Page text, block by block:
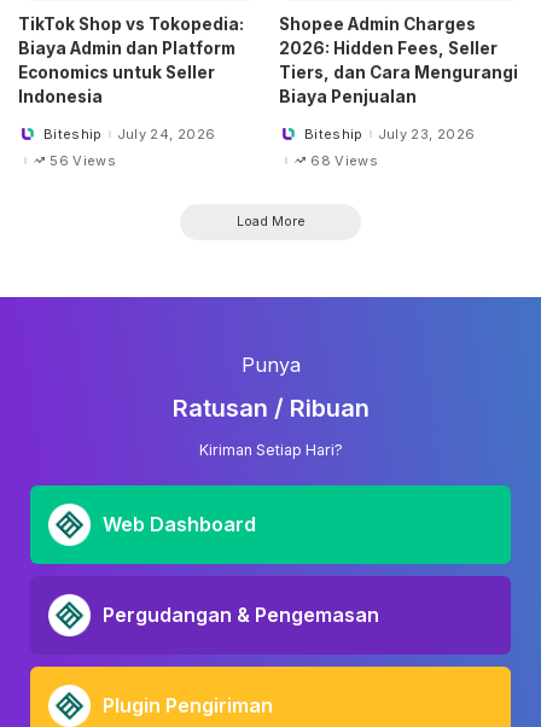
TikTok Shop vs Tokopedia:
Biaya Admin dan Platform
Economics untuk Seller
Indonesia
PostedBiteship
July 24, 2026
56 Views
Shopee Admin Charges
2026: Hidden Fees, Seller
Tiers, dan Cara Mengurangi
Biaya Penjualan
PostedBiteship
July 23, 2026
68 Views
Load More
Punya
Ratusan / Ribuan
Kiriman Setiap Hari?
Web Dashboard
Pergudangan & Pengemasan
Plugin Pengiriman